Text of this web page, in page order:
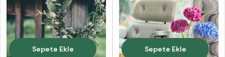
Sepete Ekle Sepete Ekle